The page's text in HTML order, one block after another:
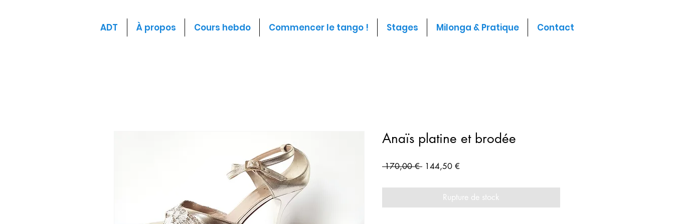
ADT À propos Cours hebdo Commencer le tango ! Stages Milonga & Pratique Contact
Anaïs platine et brodée
170,00 € Prix
144,50 €
Rupture de stock